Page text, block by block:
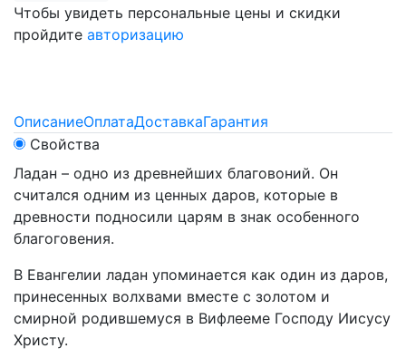
Чтобы увидеть персональные цены и скидки
пройдите авторизацию
ОписаниеОплатаДоставкаГарантия
Свойства
Ладан – одно из древнейших благовоний. Он
считался одним из ценных даров, которые в
древности подносили царям в знак особенного
благоговения.
В Евангелии ладан упоминается как один из даров,
принесенных волхвами вместе с золотом и
смирной родившемуся в Вифлееме Господу Иисусу
Христу.